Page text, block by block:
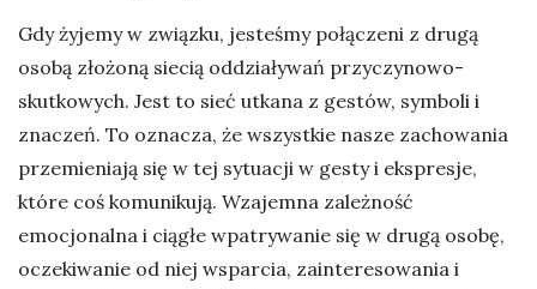
Gdy żyjemy w związku, jesteśmy połączeni z drugą
osobą złożoną siecią oddziaływań przyczynowo-
skutkowych. Jest to sieć utkana z gestów, symboli i
znaczeń. To oznacza, że wszystkie nasze zachowania
przemieniają się w tej sytuacji w gesty i ekspresje,
które coś komunikują. Wzajemna zależność
emocjonalna i ciągłe wpatrywanie się w drugą osobę,
oczekiwanie od niej wsparcia, zainteresowania i